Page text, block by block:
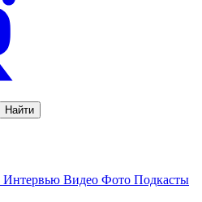
Найти
Интервью Видео Фото Подкасты